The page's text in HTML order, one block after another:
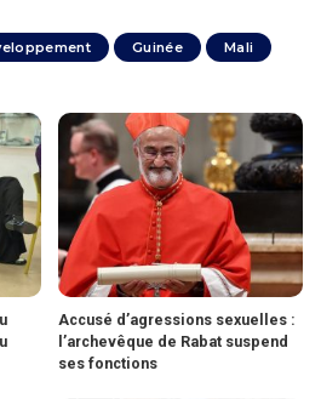
Guinée Mali
Accusé d’agressions sexuelles :
l’archevêque de Rabat suspend
ses fonctions